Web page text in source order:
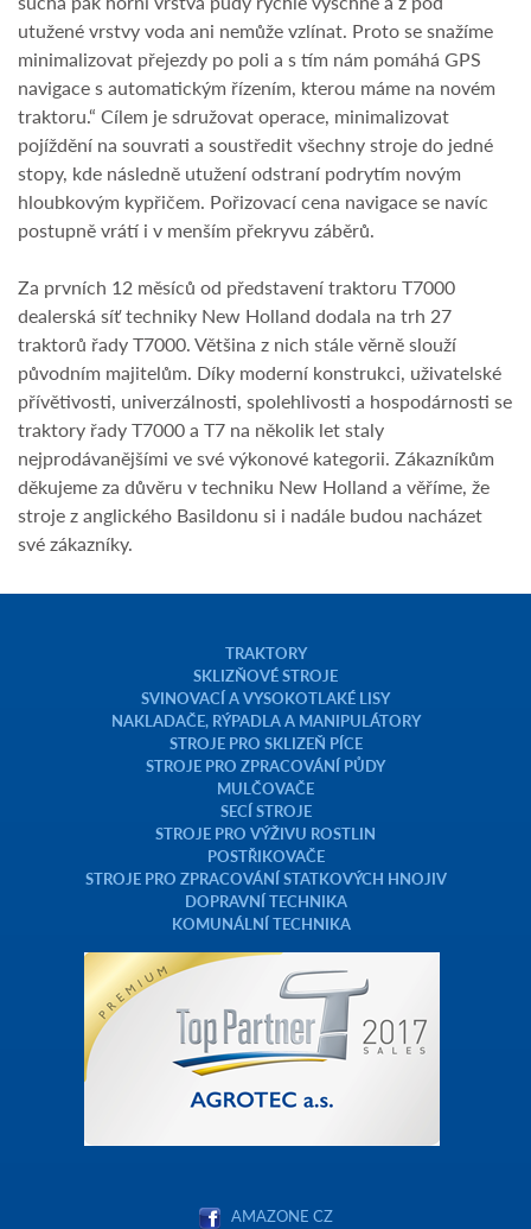
utužené vrstvy voda ani nemůže vzlínat. Proto se snažíme
minimalizovat přejezdy po poli a s tím nám pomáhá GPS
navigace s automatickým řízením, kterou máme na novém
traktoru.“ Cílem je sdružovat operace, minimalizovat
pojíždění na souvrati a soustředit všechny stroje do jedné
stopy, kde následně utužení odstraní podrytím novým
hloubkovým kypřičem. Pořizovací cena navigace se navíc
postupně vrátí i v menším překryvu záběrů.
Za prvních 12 měsíců od představení traktoru T7000
dealerská síť techniky New Holland dodala na trh 27
traktorů řady T7000. Většina z nich stále věrně slouží
původním majitelům. Díky moderní konstrukci, uživatelské
přívětivosti, univerzálnosti, spolehlivosti a hospodárnosti se
traktory řady T7000 a T7 na několik let staly
nejprodávanějšími ve své výkonové kategorii. Zákazníkům
děkujeme za důvěru v techniku New Holland a věříme, že
stroje z anglického Basildonu si i nadále budou nacházet
své zákazníky.
TRAKTORY
SKLIZŇOVÉ STROJE
SVINOVACÍ A VYSOKOTLAKÉ LISY
NAKLADAČE, RÝPADLA A MANIPULÁTORY
STROJE PRO SKLIZEŇ PÍCE
STROJE PRO ZPRACOVÁNÍ PŮDY
MULČOVAČE
SECÍ STROJE
STROJE PRO VÝŽIVU ROSTLIN
POSTŘIKOVAČE
STROJE PRO ZPRACOVÁNÍ STATKOVÝCH HNOJIV
DOPRAVNÍ TECHNIKA
KOMUNÁLNÍ TECHNIKA
AMAZONE CZ